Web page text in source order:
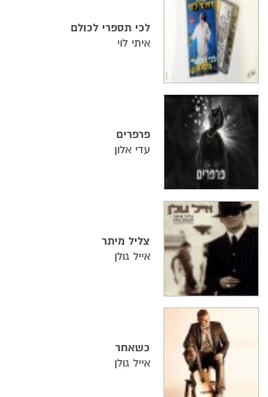
לכי תספרי לכולם
איתי לוי
פרפרים
עדי אלון
צליל מיתר
אייל גולן
כשאחר
אייל גולן